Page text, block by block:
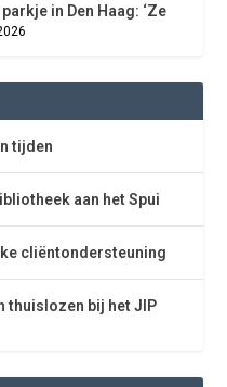
in Den Haag: ‘Ze
tijden
aan het Spui
cliëntondersteuning
thuislozen bij het JIP